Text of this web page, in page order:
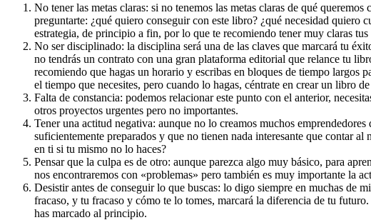
No tener las metas claras: si no tenemos las metas claras de qué
preguntarte: ¿qué quiero conseguir con este libro? ¿qué necesidad
estrategia, de principio a fin, por lo que te recomiendo tener muy claras
No ser disciplinado: la disciplina será una de las claves que marcará tu
no tendrás un contrato con una gran plataforma editorial que relance tu
recomiendo que hagas un horario y escribas en bloques de tiempo largos
el tiempo que necesites, pero cuando lo hagas, céntrate en crear un libro
Falta de constancia: podemos relacionar este punto con el anterior,
otros proyectos urgentes pero no importantes.
Tener una actitud negativa: aunque no lo creamos muchos
suficientemente preparados y que no tienen nada interesante que contar
en ti si tu mismo no lo haces?
Pensar que la culpa es de otro: aunque parezca algo muy básico, para
nos encontraremos con «problemas» pero también es muy importante la
Desistir antes de conseguir lo que buscas: lo digo siempre en muchas de
fracaso, y tu fracaso y cómo te lo tomes, marcará la diferencia de tu
has marcado al principio.